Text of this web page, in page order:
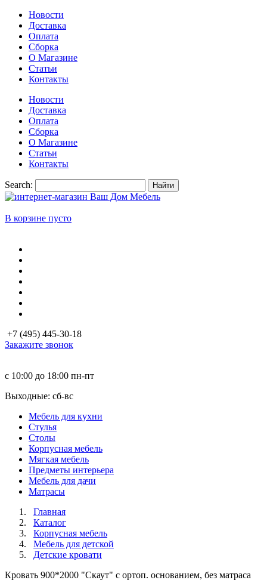
Новости
Доставка
Оплата
Сборка
О Магазине
Статьи
Контакты
Новости
Доставка
Оплата
Сборка
О Магазине
Статьи
Контакты
Search: Найти
В корзине пусто
+7 (495) 445-30-18
Закажите звонок
с 10:00 до 18:00 пн-пт
Выходные: сб-вc
Мебель для кухни
Стулья
Столы
Корпусная мебель
Мягкая мебель
Предметы интерьера
Мебель для дачи
Матраcы
Главная
Каталог
Корпусная мебель
Мебель для детской
Детские кровати
Кровать 900*2000 "Скаут" с ортоп. основанием, без матраса